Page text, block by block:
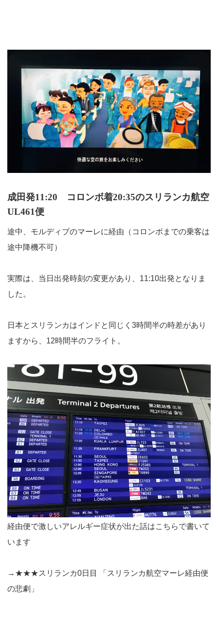
成田発11:20 コロンボ着20:35のスリランカ航空
UL461便
途中、モルディブのマーレに経由（コロンボまでの乗客は
途中降機不可）
実際は、当日出発時刻の変更があり、11:10出発となりま
した。
日本とスリランカはインドと同じく3時間半の時差があり
ますから、12時間半のフライト。
経由便で激しいアレルギー症状が出た話はこちらで書いて
います
→ ★★★スリランカ0日目 「スリランカ航空マーレ経由便
の悲劇」